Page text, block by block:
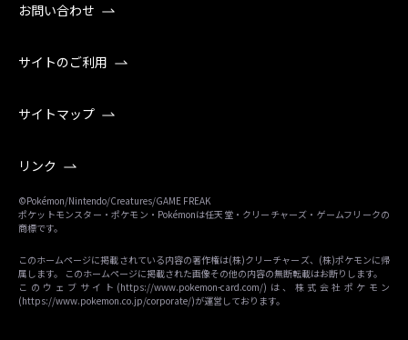
お問い合わせ
サイトのご利用
サイトマップ
リンク
©Pokémon/Nintendo/Creatures/GAME FREAK
ポケットモンスター・ポケモン・Pokémonは任天堂・クリーチャーズ・ゲームフリークの
商標です。
このホームページに掲載されている内容の著作権は(株)クリーチャーズ、(株)ポケモンに帰
属します。 このホームページに掲載された画像その他の内容の無断転載はお断りします。
このウェブサイト(https://www.pokemon-card.com/)は、株式会社ポケモン
(https://www.pokemon.co.jp/corporate/)が運営しております。